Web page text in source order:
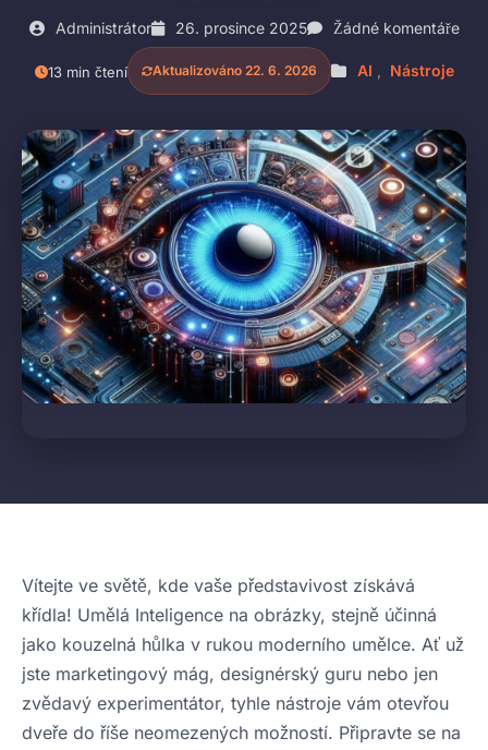
Administrátor 26. prosince 2025 Žádné komentáře
13 min čtení Aktualizováno 22. 6. 2026 AI Nástroje
Vítejte ve světě, kde vaše představivost získává
křídla! Umělá Inteligence na obrázky, stejně účinná
jako kouzelná hůlka v rukou moderního umělce. Ať už
jste marketingový mág, designérský guru nebo jen
zvědavý experimentátor, tyhle nástroje vám otevřou
dveře do říše neomezených možností. Připravte se na